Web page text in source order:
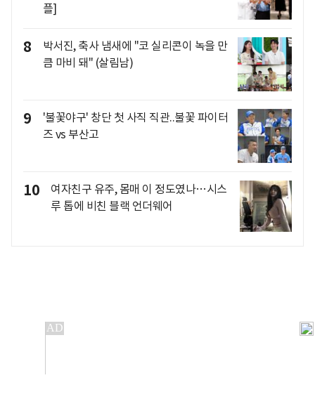
플]
8
박서진, 축사 냄새에 "코 실리콘이 녹을 만
큼 마비 돼" (살림남)
9
'불꽃야구' 창단 첫 사직 직관..불꽃 파이터
즈 vs 부산고
10
여자친구 유주, 몸매 이 정도였나…시스
루 톱에 비친 블랙 언더웨어